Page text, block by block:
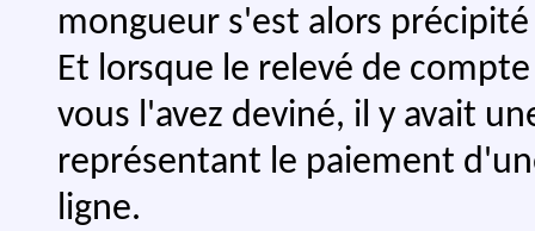
mongueur s'est alors
Et lorsque le relevé de
vous l'avez deviné, il y avait
représentant le paiement
ligne.